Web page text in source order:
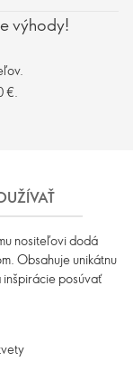
výhody!
€.
nositeľovi dodá
Obsahuje unikátnu
posúvať